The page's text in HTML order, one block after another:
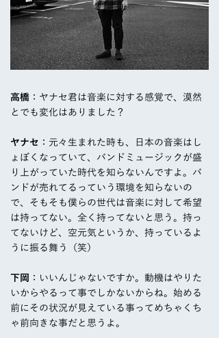
高橋 ：ヤナセ君は音楽に対する感覚で、漠然
とでも変化はありました？
ヤナセ ：元々生まれた時も、日本の音楽はし
ょぼくなっていて、バンドミュージックが盛
り上がっていた時代を知らないんですよ。バ
ンドが売れてるっていう環境を知らないの
で、そもそも僕らの世代は音楽に対して希望
は持ってない。全く持ってないと思う。持っ
てないけど、空元気というか、持っているよ
うに振る舞う（笑）
下岡 ：いいんじゃないですか。動機はやりた
いからやるって事でしかないからね。始める
前にその状況が見えている事ってめちゃくち
ゃ前向きな事だと思うよ。